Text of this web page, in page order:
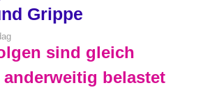
Grippe
sind gleich
belastet